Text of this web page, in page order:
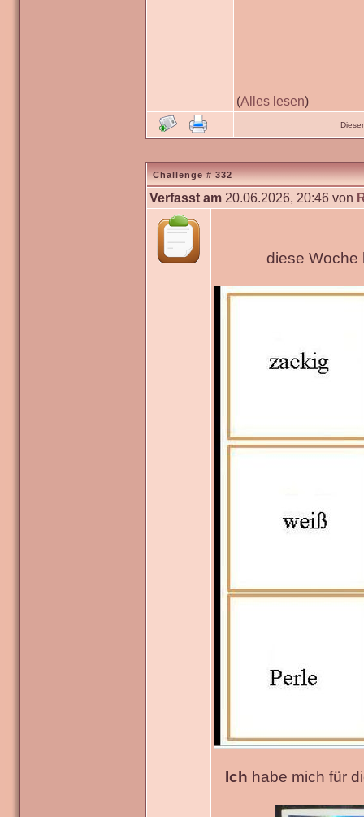
(Alles lesen)
Challenge # 332
Verfasst am 20.06.2026, 20:46 von
diese Woche
Ich habe mich für